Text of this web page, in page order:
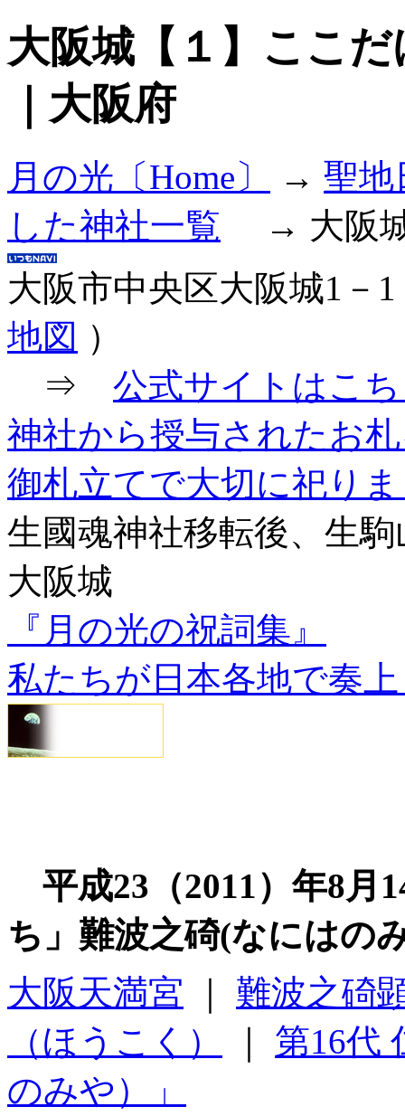
大阪城【１】ここ
｜大阪府
月の光〔Home〕 → 聖地
した神社一覧 → 大阪
大阪市中央区大阪城1－
地図 ）
⇒ 公式サイトはこ
神社から授与されたお
御札立てで大切に祀り
生國魂神社移転後、生
大阪城
『月の光の祝詞集』
私たちが日本各地で奏
平成23（2011）年8月
ち」難波之碕(なにはの
大阪天満宮
難波之碕
（ほうこく）
第16代
のみや）」